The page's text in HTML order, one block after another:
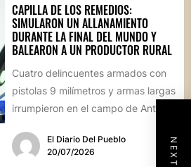
CAPILLA DE LOS REMEDIOS:
SIMULARON UN ALLANAMIENTO
DURANTE LA FINAL DEL MUNDO Y
BALEARON A UN PRODUCTOR RURAL
Cuatro delincuentes armados con
pistolas 9 milímetros y armas largas
irrumpieron en el campo de Antonio
El Diario Del Pueblo
20/07/2026